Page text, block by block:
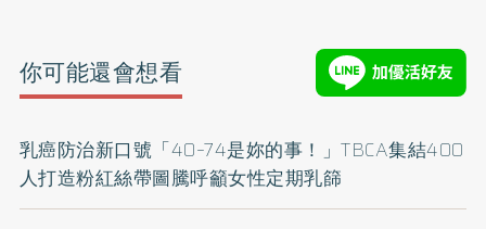
你可能還會想看
乳癌防治新口號「40–74是妳的事！」TBCA集結400
人打造粉紅絲帶圖騰呼籲女性定期乳篩